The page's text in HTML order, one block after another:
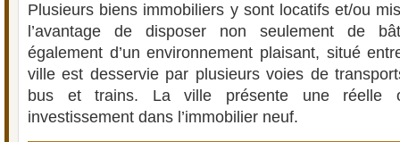
Plusieurs biens immobiliers y sont locatifs et/ou
l’avantage de disposer non seulement de
également d’un environnement plaisant, situé
ville est desservie par plusieurs voies de
bus et trains. La ville présente une réelle
investissement dans l’immobilier neuf.